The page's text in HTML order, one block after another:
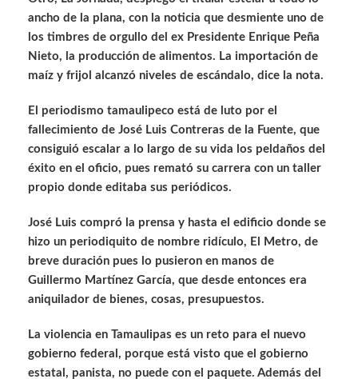
ancho de la plana, con la noticia que desmiente uno de
los timbres de orgullo del ex Presidente Enrique Peña
Nieto, la producción de alimentos. La importación de
maíz y frijol alcanzó niveles de escándalo, dice la nota.
El periodismo tamaulipeco está de luto por el
fallecimiento de José Luis Contreras de la Fuente, que
consiguió escalar a lo largo de su vida los peldaños del
éxito en el oficio, pues remató su carrera con un taller
propio donde editaba sus periódicos.
José Luis compró la prensa y hasta el edificio donde se
hizo un periodiquito de nombre ridículo, El Metro, de
breve duración pues lo pusieron en manos de
Guillermo Martínez García, que desde entonces era
aniquilador de bienes, cosas, presupuestos.
La violencia en Tamaulipas es un reto para el nuevo
gobierno federal, porque está visto que el gobierno
estatal, panista, no puede con el paquete. Además del